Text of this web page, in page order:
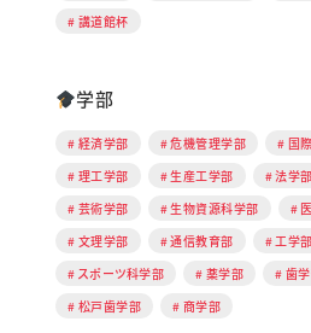
講道館杯
学部
経済学部 危機管理学部
国
理工学部
生産工学部
法学部
芸術学部
生物資源科学部
文理学部
通信教育部
工学部
スポーツ科学部
薬学部
歯
松戸歯学部
商学部